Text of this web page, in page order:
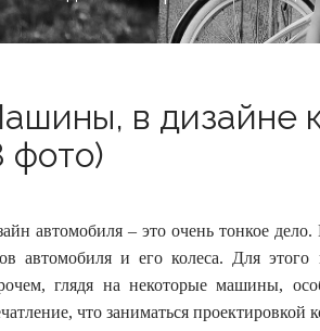
в дизайне
фото)
автомобиля – это очень тонкое дело.
автомобиля и его колеса. Для
глядя на некоторые машины,
что заниматься